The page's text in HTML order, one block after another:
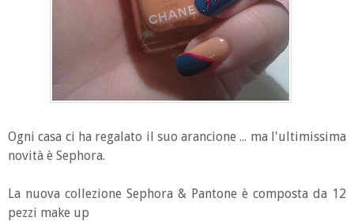
Ogni casa ci ha regalato il suo arancione ... ma l'ultimissima
novità è Sephora.
La nuova collezione Sephora & Pantone è composta da 12
pezzi make up